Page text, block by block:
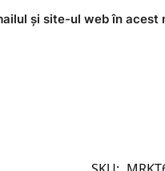
și site-ul web în